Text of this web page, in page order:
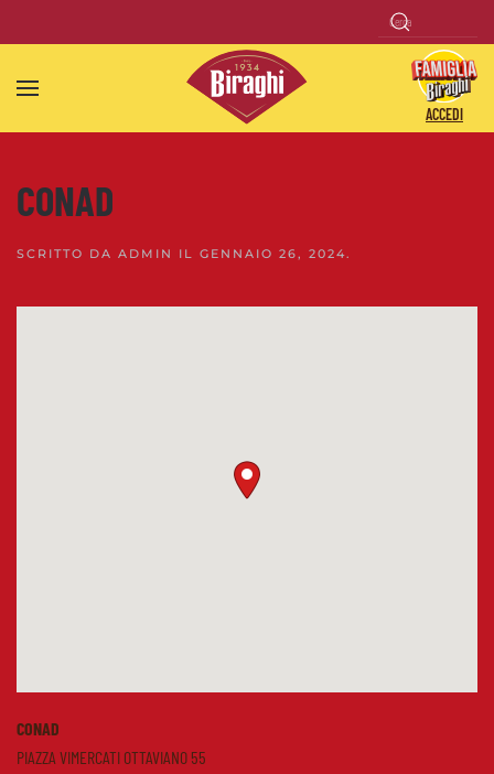
Skip to main content
ACCEDI
CONAD
SCRITTO DA ADMIN IL GENNAIO 26, 2024.
CONAD
PIAZZA VIMERCATI OTTAVIANO 55